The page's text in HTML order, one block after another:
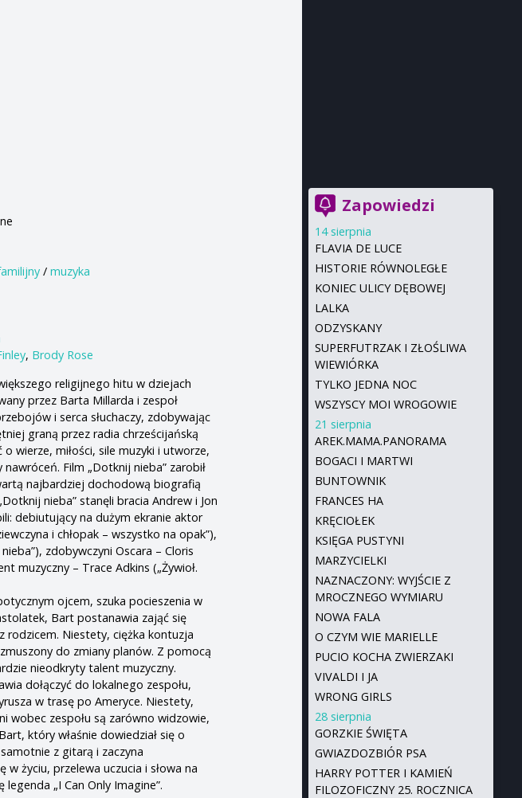
/muzyka
, Brody Rose
religijnego hitu w dziejach
przez Barta Millarda i zespoł
i serca słuchaczy, zdobywając
graną przez radia chrześcijańską
wierze, miłości, sile muzyki i utworze,
Film „Dotknij nieba” zarobił
najbardziej dochodową biografią
nieba” stanęli bracia Andrew i Jon
debiutujący na dużym ekranie aktor
i chłopak – wszystko na opak”),
zdobywczyni Oscara – Cloris
muzyczny – Trace Adkins („Żywioł.
ojcem, szuka pocieszenia w
Bart postanawia zająć się
Niestety, ciężka kontuzja
do zmiany planów. Z pomocą
nieodkryty talent muzyczny.
dołączyć do lokalnego zespołu,
w trasę po Ameryce. Niestety,
wobec zespołu są zarówno widzowie,
który właśnie dowiedział się o
z gitarą i zaczyna
życiu, przelewa uczucia i słowa na
„I Can Only Imagine”.
Zapowiedzi
14 sierpnia
FLAVIA DE LUCE
HISTORIE RÓWNOLEGŁE
KONIEC ULICY DĘBOWEJ
LALKA
ODZYSKANY
SUPERFUTRZAK I ZŁOŚLIWA
WIEWIÓRKA
TYLKO JEDNA NOC
WSZYSCY MOI WROGOWIE
21 sierpnia
AREK.MAMA.PANORAMA
BOGACI I MARTWI
BUNTOWNIK
FRANCES HA
KRĘCIOŁEK
KSIĘGA PUSTYNI
MARZYCIELKI
NAZNACZONY: WYJŚCIE Z
MROCZNEGO WYMIARU
NOWA FALA
O CZYM WIE MARIELLE
PUCIO KOCHA ZWIERZAKI
VIVALDI I JA
WRONG GIRLS
28 sierpnia
GORZKIE ŚWIĘTA
GWIAZDOZBIÓR PSA
HARRY POTTER I KAMIEŃ
FILOZOFICZNY 25. ROCZNICA